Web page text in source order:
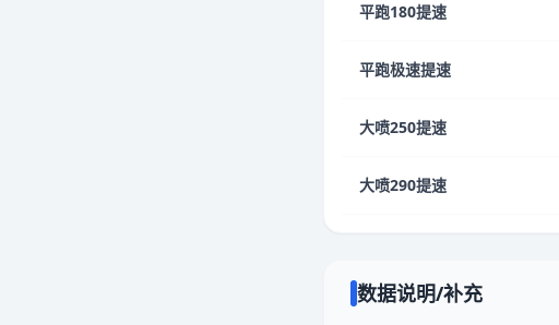
平跑180提速
平跑极速提速
大喷250提速
大喷290提速
数据说明/补充